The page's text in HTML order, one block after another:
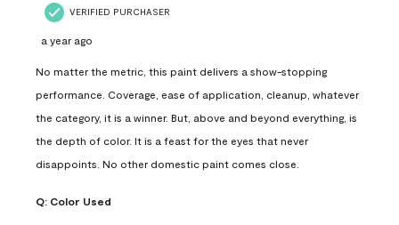
VERIFIED PURCHASER
a year ago
No matter the metric, this paint delivers a show-stopping
performance. Coverage, ease of application, cleanup, whatever
the category, it is a winner. But, above and beyond everything, is
the depth of color. It is a feast for the eyes that never
disappoints. No other domestic paint comes close.
Q: Color Used